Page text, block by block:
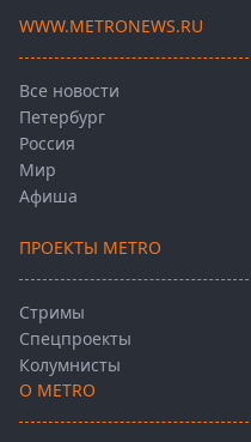
WWW.METRONEWS.RU
Все новости
Петербург
Россия
Мир
Афиша
ПРОЕКТЫ METRO
Стримы
Спецпроекты
Колумнисты
О METRO